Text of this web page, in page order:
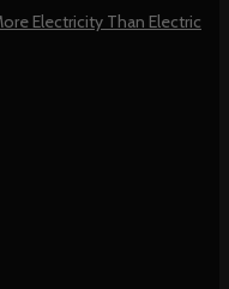
Electricity Than Electric